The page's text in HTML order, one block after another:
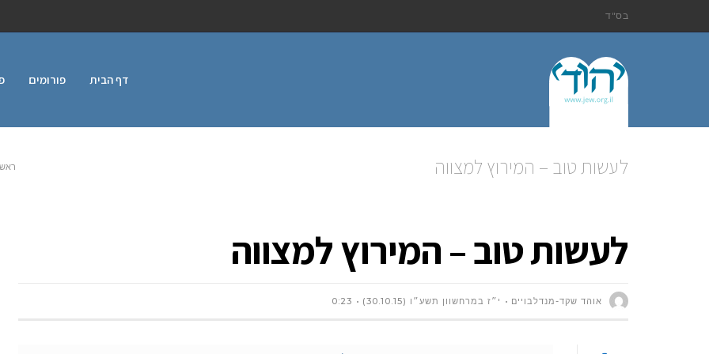
בס"ד
דף הבית פורומים
לעשות טוב – המירוץ למצווה
לעשות טוב – המירוץ למצווה
אוהד שקד-מנדלבויים י״ז במרחשוון תשע״ו (30.10.15) 0:23